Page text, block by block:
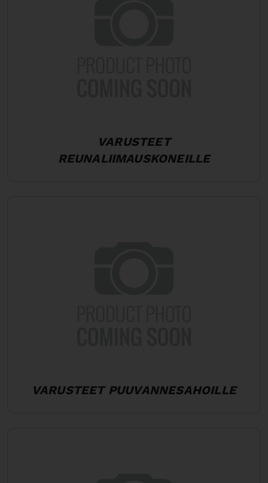
VARUSTEET
REUNALIIMAUSKONEILLE
VARUSTEET PUUVANNESAHOILLE